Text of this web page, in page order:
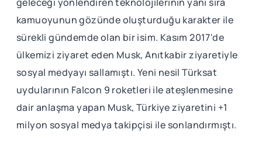
kamuoyunun gözünde oluşturduğu karakter ile
sürekli gündemde olan bir isim. Kasım 2017'de
ülkemizi ziyaret eden Musk, Anıtkabir ziyaretiyle
sosyal medyayı sallamıştı. Yeni nesil Türksat
uydularının Falcon 9 roketleri ile ateşlenmesine
dair anlaşma yapan Musk, Türkiye ziyaretini +1
milyon sosyal medya takipçisi ile sonlandırmıştı.